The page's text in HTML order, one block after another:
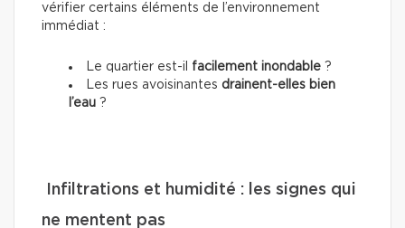
vérifier certains éléments de l’environnement
immédiat :
Le quartier est-il facilement inondable ?
Les rues avoisinantes drainent-elles bien
l’eau ?
Infiltrations et humidité : les signes qui
ne mentent pas